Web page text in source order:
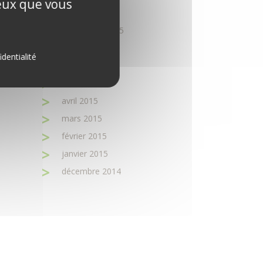
octobre 2015
septembre 2015
avril 2015
mars 2015
février 2015
janvier 2015
décembre 2014
que vous